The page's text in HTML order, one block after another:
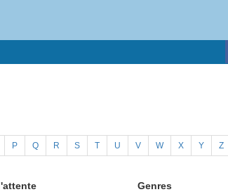
P Q R S T U V W X Y Z
Genres